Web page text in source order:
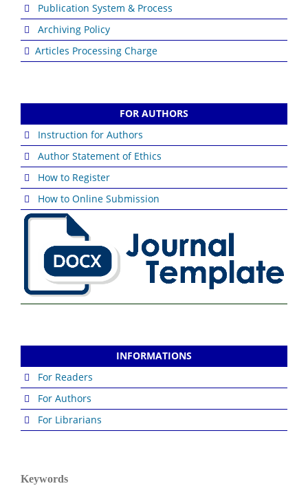
Publication System & Process
Archiving Policy
Articles Processing Charge
FOR AUTHORS
Instruction for Authors
Author Statement of Ethics
How to Register
How to Online Submission
INFORMATIONS
For Readers
For Authors
For Librarians
Keywords